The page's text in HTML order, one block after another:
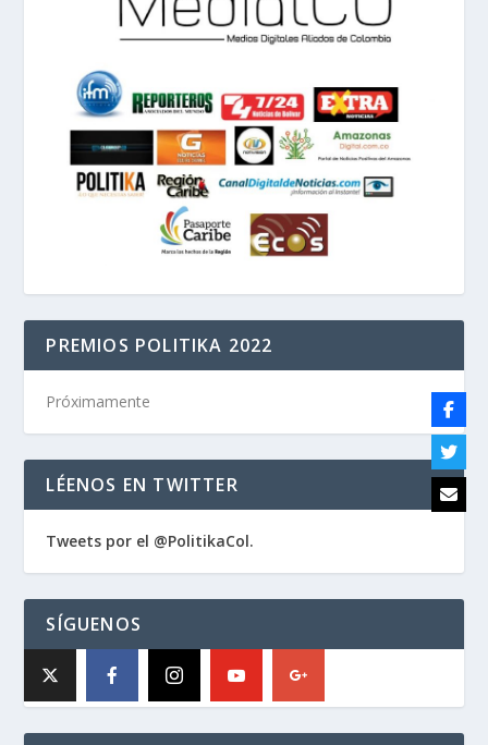
PREMIOS POLITIKA 2022
Próximamente
LÉENOS EN TWITTER
Tweets por el @PolitikaCol.
SÍGUENOS